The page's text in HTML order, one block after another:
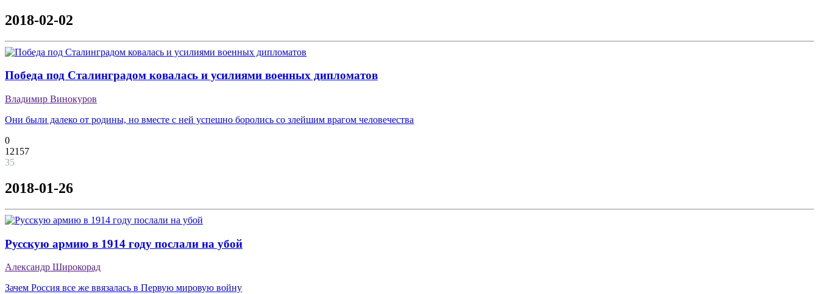
2018-02-02
Победа под Сталинградом ковалась и усилиями военных дипломатов
Владимир Винокуров
Они были далеко от родины, но вместе с ней успешно боролись со злейшим врагом человечества
0
12157
35
2018-01-26
Русскую армию в 1914 году послали на убой
Александр Широкорад
Зачем Россия все же ввязалась в Первую мировую войну